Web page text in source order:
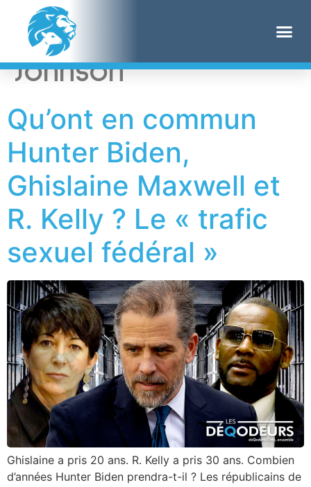
Étiquette :
Johnson
Qu’ont en commun
Hunter Biden,
Ghislaine Maxwell et
R. Kelly ? Le « trafic
sexuel fédéral »
Ghislaine a pris 20 ans. R. Kelly a pris 30 ans. Combien
d’années Hunter Biden prendra-t-il ? Les républicains de